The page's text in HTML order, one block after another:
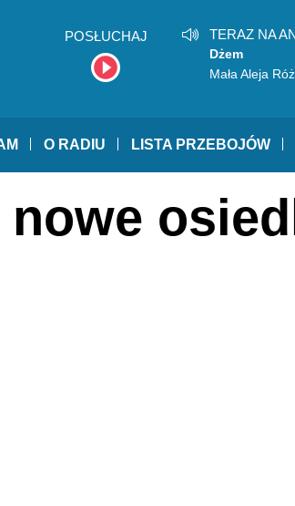
POSŁUCHAJ TERAZ NA
Dżem
Mała Aleja Róż
O RADIU LISTA PRZEBOJÓW